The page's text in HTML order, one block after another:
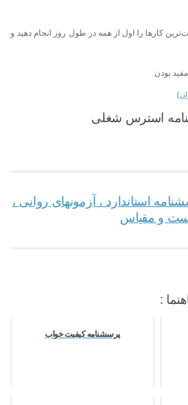
کارها را اول از همه در طول روز انجام دهید و
بودن
)
استرس شغلی
استاندارد ، آزمونهای روانی ،
و مقیاس
:
پرسشنامه کیفیت خواب